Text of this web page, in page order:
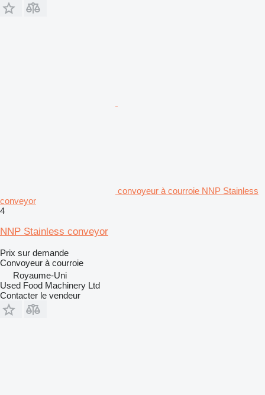
convoyeur à courroie NNP Stainless
conveyor
4
NNP Stainless conveyor
Prix sur demande
Convoyeur à courroie
Royaume-Uni
Used Food Machinery Ltd
Contacter le vendeur